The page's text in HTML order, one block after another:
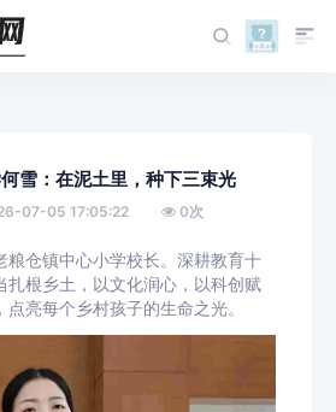
雪：在泥土里，种下三束光
07-05 17:05:22 0次
粮仓镇中心小学校长。深耕教育十
扎根乡土，以文化润心，以科创赋
点亮每个乡村孩子的生命之光。